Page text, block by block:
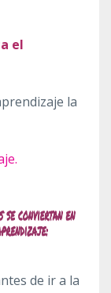
el
la
de ir a la